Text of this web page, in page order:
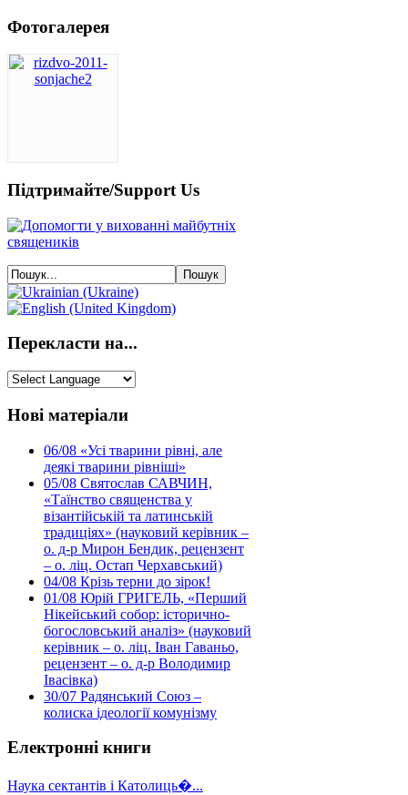
Фотогалерея
Підтримайте/Support Us
Перекласти на...
Нові матеріали
06/08 «Усі тварини рівні, але
деякі тварини рівніші»
05/08 Святослав САВЧИН,
«Таїнство священства у
візантійській та латинській
традиціях» (науковий керівник –
о. д-р Мирон Бендик, рецензент
– о. ліц. Остап Черхавський)
04/08 Крізь терни до зірок!
01/08 Юрій ГРИГЕЛЬ, «Перший
Нікейський собор: історично-
богословський аналіз» (науковий
керівник – о. ліц. Іван Гаваньо,
рецензент – о. д-р Володимир
Івасівка)
30/07 Радянський Союз –
колиска ідеології комунізму
Електронні книги
Наука сектантів і Католиць�...